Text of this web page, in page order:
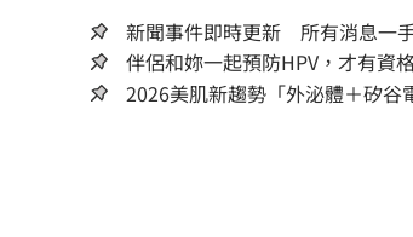
新聞事件即時更新 所有消息一
伴侶和妳一起預防HPV，才有資
2026美肌新趨勢「外泌體＋矽谷